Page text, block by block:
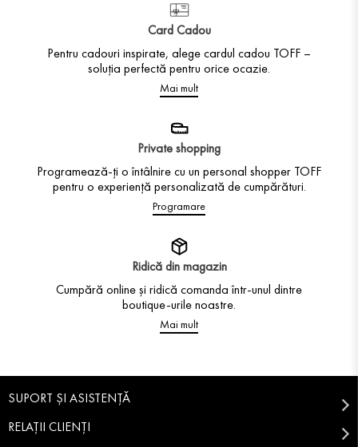
Card Cadou
Pentru cadouri inspirate, alege cardul cadou TOFF –
soluția perfectă pentru orice ocazie.
Mai mult
Private shopping
Programează-ți o întâlnire cu un personal shopper TOFF
pentru o experiență personalizată de cumpărături.
Programare
Ridică din magazin
Cumpără online și ridică comanda într-unul dintre
boutique-urile noastre.
Mai mult
SUPORT ȘI ASISTENȚĂ
RELAȚII CLIENȚI